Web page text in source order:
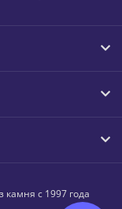
с 1997 года